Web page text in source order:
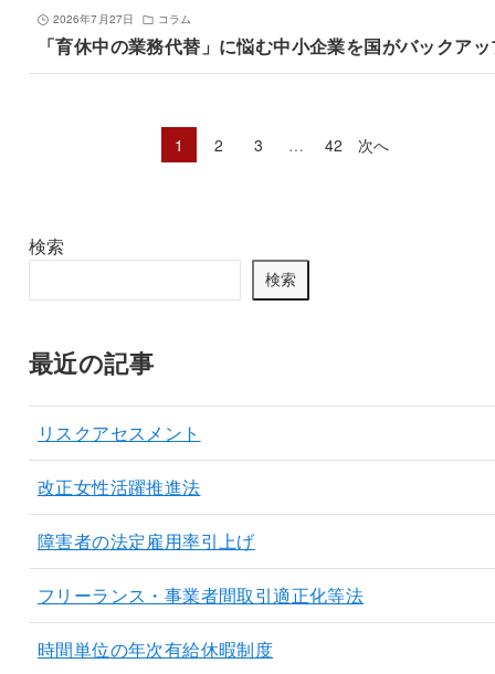
2026年7月27日 コラム
「育休中の業務代替」に悩む中小企業を国がバックア
1 2 3 … 42 次へ
検索
検索
最近の記事
リスクアセスメント
改正女性活躍推進法
障害者の法定雇用率引上げ
フリーランス・事業者間取引適正化等法
時間単位の年次有給休暇制度